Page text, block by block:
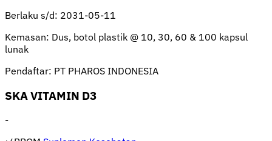
Berlaku s/d: 2031-05-11
Kemasan: Dus, botol plastik @ 10, 30, 60 & 100 kapsul
lunak
Pendaftar: PT PHAROS INDONESIA
SKA VITAMIN D3
-